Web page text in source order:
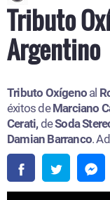
Tributo
Argentino
Tributo Oxígeno al
éxitos deMarciano
Cerati,deSoda
Damian Barranco.